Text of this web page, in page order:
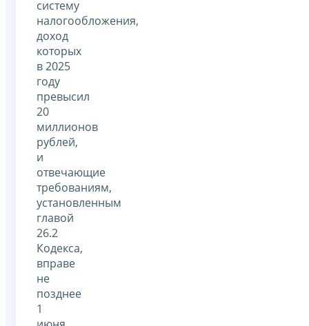
систему
налогообложения,
доход
которых
в 2025
году
превысил
20
миллионов
рублей,
и
отвечающие
требованиям,
установленным
главой
26.2
Кодекса,
вправе
не
позднее
1